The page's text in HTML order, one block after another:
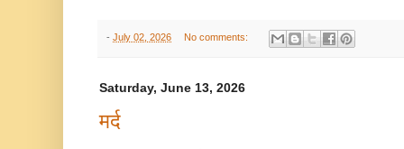
- July 02, 2026 No comments:
Saturday, June 13, 2026
मर्द